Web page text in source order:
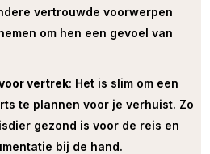
vertrouwde voorwerpen
om hen een gevoel van
vertrek: Het is slim om een
te plannen voor je verhuist. Zo
gezond is voor de reis en
bij de hand.